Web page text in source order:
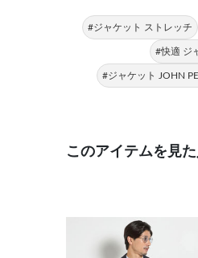
#ジャケット ストレッチ
#快適 ジ
#ジャケット JOHN
このアイテムを見